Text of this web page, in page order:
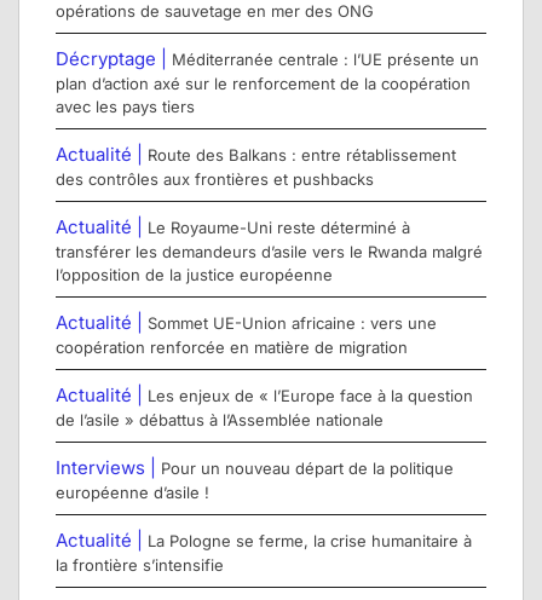
opérations de sauvetage en mer des ONG
Décryptage |
Méditerranée centrale : l’UE présente un
plan d’action axé sur le renforcement de la coopération
avec les pays tiers
Actualité |
Route des Balkans : entre rétablissement
des contrôles aux frontières et pushbacks
Actualité |
Le Royaume-Uni reste déterminé à
transférer les demandeurs d’asile vers le Rwanda malgré
l’opposition de la justice européenne
Actualité |
Sommet UE-Union africaine : vers une
coopération renforcée en matière de migration
Actualité |
Les enjeux de « l’Europe face à la question
de l’asile » débattus à l’Assemblée nationale
Interviews |
Pour un nouveau départ de la politique
européenne d’asile !
Actualité |
La Pologne se ferme, la crise humanitaire à
la frontière s’intensifie